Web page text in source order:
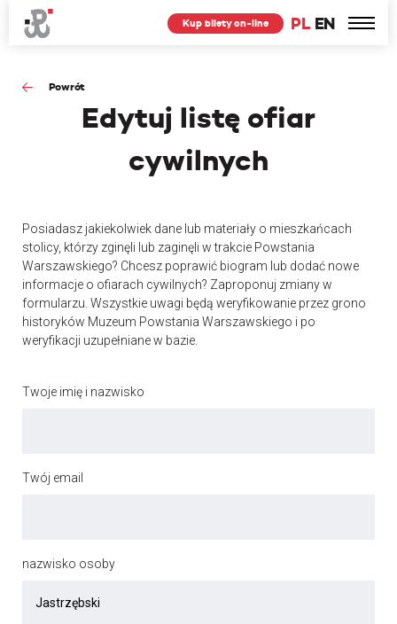
PL EN
Kup bilety on-line
Powrót
Edytuj listę ofiar
cywilnych
Posiadasz jakiekolwiek dane lub materiały o mieszkańcach
stolicy, którzy zginęli lub zaginęli w trakcie Powstania
Warszawskiego? Chcesz poprawić biogram lub dodać nowe
informacje o ofiarach cywilnych? Zaproponuj zmiany w
formularzu. Wszystkie uwagi będą weryfikowanie przez grono
historyków Muzeum Powstania Warszawskiego i po
weryfikacji uzupełniane w bazie.
Twoje imię i nazwisko
Twój email
nazwisko osoby